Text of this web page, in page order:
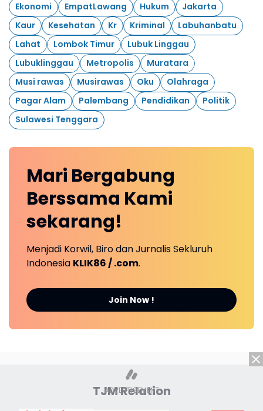
Ekonomi
EmpatLawang Hukum
Jakarta
Kaur
Kesehatan Kr Kriminal
Labuhanbatu
Lahat
Lombok Timur
Lubuk Linggau
Lubuklinggau
Metropolis
Muratara
Musi rawas
Musirawas Oku
Olahraga
Pagar Alam
Palembang Pendidikan
Politik
Sulawesi Tenggara
Mari Bergabung
Berssama Kami
sekarang!
Menjadi Korwil, Biro dan Jurnalis Sekluruh
Indonesia KLIK86 / .com.
Join Now !
TJM Relation